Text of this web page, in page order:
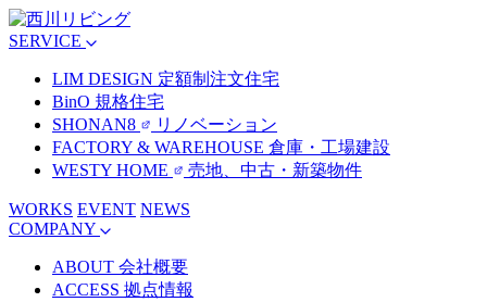
SERVICE
LIM DESIGN 定額制注文住宅
BinO 規格住宅
SHONAN8
リノベーション
FACTORY & WAREHOUSE 倉庫・工場建設
WESTY HOME
売地、中古・新築物件
WORKS EVENT NEWS
COMPANY
ABOUT 会社概要
ACCESS 拠点情報